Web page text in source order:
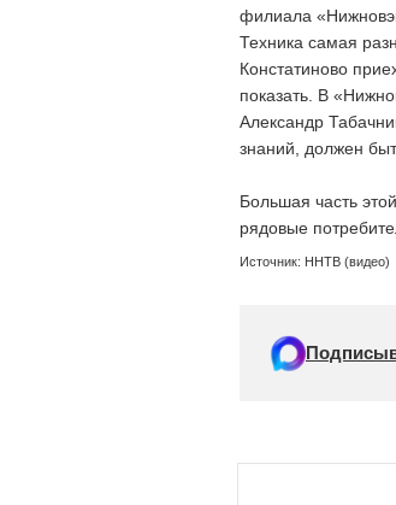
филиала
Техника самая
Констатиново
показать. В
Александр
знаний, должен
Большая часть
рядовые
Источник: ННТВ (видео)